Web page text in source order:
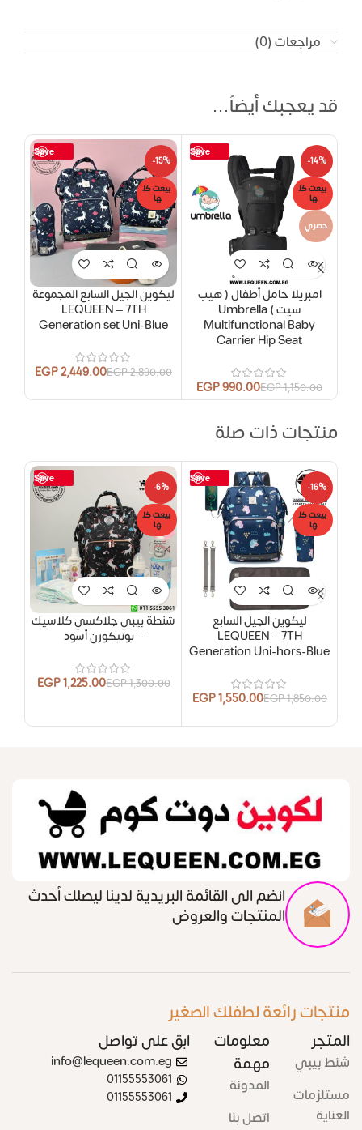
مراجعات (0)
قد يعجبك أيضاً…
Save
-14%
بيعت كل
ها
حصري
امبريلا حامل أطفال ( هيب
سيت ) Umbrella
Multifunctional Baby
Carrier Hip Seat
1,150.00
EGP
990.00
EGP
Save
-15%
بيعت كل
ها
ليكوين الجيل السابع المجموعة
LEQUEEN – 7TH
Generation set Uni-Blue
2,890.00
EGP
2,449.00
EGP
منتجات ذات صلة
Save
-16%
بيعت كل
ها
ليكوين الجيل السابع
LEQUEEN – 7TH
Generation Uni-hors-Blue
1,850.00
EGP
1,550.00
EGP
Save
-6%
بيعت كل
ها
شنطة بيبي جلاكسي كلاسيك
– يونيكورن أسود
1,300.00
EGP
1,225.00
EGP
انضم الى القائمة البريدية لدينا ليصلك أحدث
المنتجات والعروض
منتجات رائعة لطفلك الصغير
المتجر
شنط بيبي
مستلزمات
العناية
معلومات
مهمة
المدونة
اتصل بنا
ابق على تواصل
info@lequeen.com.eg
01155553061
01155553061